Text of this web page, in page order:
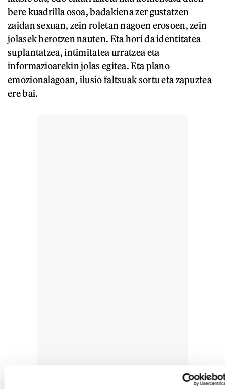
bere kuadrilla osoa, badakiena zer gustatzen
zaidan sexuan, zein roletan nagoen erosoen, zein
jolasek berotzen nauten. Eta hori da identitatea
suplantatzea, intimitatea urratzea eta
informazioarekin jolas egitea. Eta plano
emozionalagoan, ilusio faltsuak sortu eta zapuztea
ere bai.